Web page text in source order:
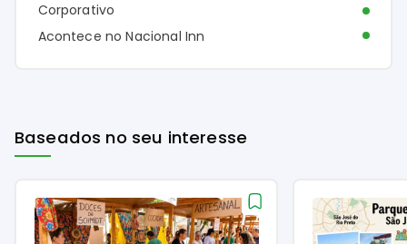
Corporativo
Acontece no Nacional Inn
Baseados no seu interesse